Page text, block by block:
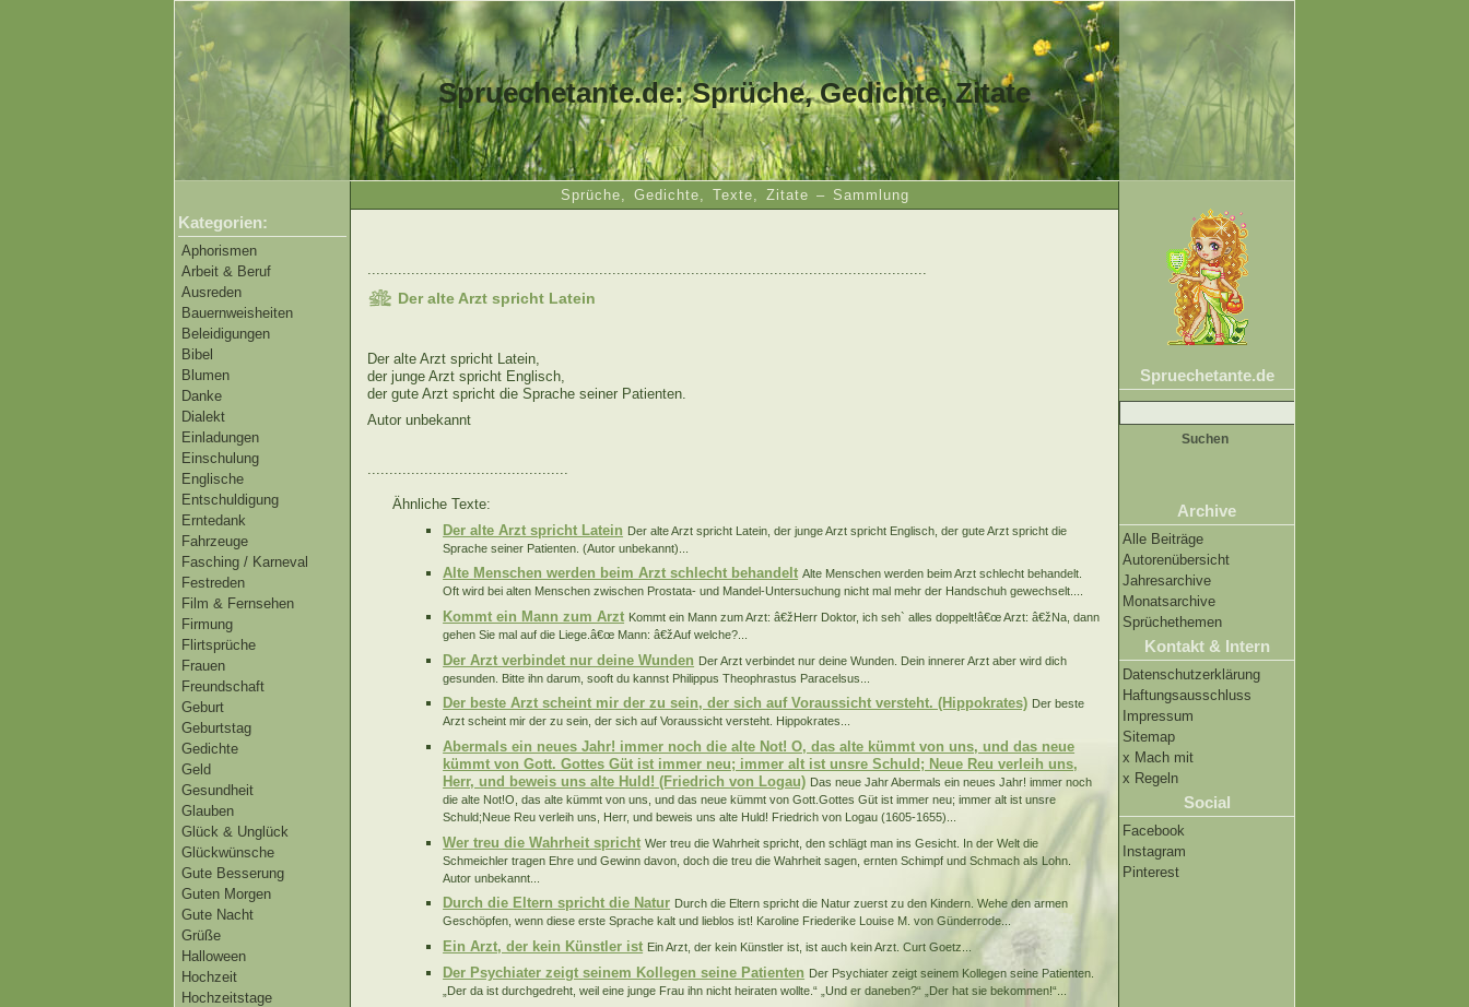
Spruechetante.de: Sprüche, Gedichte, Zitate
Sprüche, Gedichte, Texte, Zitate – Sammlung
Kategorien:
Aphorismen
Arbeit & Beruf
Ausreden
Bauernweisheiten
Beleidigungen
Bibel
Blumen
Danke
Dialekt
Einladungen
Einschulung
Englische
Entschuldigung
Erntedank
Fahrzeuge
Fasching / Karneval
Festreden
Film & Fernsehen
Firmung
Flirtsprüche
Frauen
Freundschaft
Geburt
Geburtstag
Gedichte
Geld
Gesundheit
Glauben
Glück & Unglück
Glückwünsche
Gute Besserung
Guten Morgen
Gute Nacht
Grüße
Halloween
Hochzeit
Hochzeitstage
Spruechetante.de
Suche
nach:
Archive
Alle Beiträge
Autorenübersicht
Jahresarchive
Monatsarchive
Sprüchethemen
Kontakt & Intern
Datenschutzerklärung
Haftungsausschluss
Impressum
Sitemap
x Mach mit
x Regeln
Social
Facebook
Instagram
Pinterest
................................................................................................................................
Der alte Arzt spricht Latein
Der alte Arzt spricht Latein,
der junge Arzt spricht Englisch,
der gute Arzt spricht die Sprache seiner Patienten.
Autor unbekannt
Ähnliche Texte:
Der alte Arzt spricht Latein Der alte Arzt spricht Latein, der junge Arzt spricht Englisch, der gute Arzt spricht die
Sprache seiner Patienten. (Autor unbekannt)...
Alte Menschen werden beim Arzt schlecht behandelt Alte Menschen werden beim Arzt schlecht behandelt.
Oft wird bei alten Menschen zwischen Prostata- und Mandel-Untersuchung nicht mal mehr der Handschuh gewechselt....
Kommt ein Mann zum Arzt Kommt ein Mann zum Arzt: â€žHerr Doktor, ich seh` alles doppelt!â€œ Arzt: â€žNa, dann
gehen Sie mal auf die Liege.â€œ Mann: â€žAuf welche?...
Der Arzt verbindet nur deine Wunden Der Arzt verbindet nur deine Wunden. Dein innerer Arzt aber wird dich
gesunden. Bitte ihn darum, sooft du kannst Philippus Theophrastus Paracelsus...
Der beste Arzt scheint mir der zu sein, der sich auf Voraussicht versteht. (Hippokrates) Der beste
Arzt scheint mir der zu sein, der sich auf Voraussicht versteht. Hippokrates...
Abermals ein neues Jahr! immer noch die alte Not! O, das alte kümmt von uns, und das neue
kümmt von Gott. Gottes Güt ist immer neu; immer alt ist unsre Schuld; Neue Reu verleih uns,
Herr, und beweis uns alte Huld! (Friedrich von Logau) Das neue Jahr Abermals ein neues Jahr! immer noch
die alte Not!O, das alte kümmt von uns, und das neue kümmt von Gott.Gottes Güt ist immer neu; immer alt ist unsre
Schuld;Neue Reu verleih uns, Herr, und beweis uns alte Huld! Friedrich von Logau (1605-1655)...
Wer treu die Wahrheit spricht Wer treu die Wahrheit spricht, den schlägt man ins Gesicht. In der Welt die
Schmeichler tragen Ehre und Gewinn davon, doch die treu die Wahrheit sagen, ernten Schimpf und Schmach als Lohn.
Autor unbekannt...
Durch die Eltern spricht die Natur Durch die Eltern spricht die Natur zuerst zu den Kindern. Wehe den armen
Geschöpfen, wenn diese erste Sprache kalt und lieblos ist! Karoline Friederike Louise M. von Günderrode...
Ein Arzt, der kein Künstler ist Ein Arzt, der kein Künstler ist, ist auch kein Arzt. Curt Goetz...
Der Psychiater zeigt seinem Kollegen seine Patienten Der Psychiater zeigt seinem Kollegen seine Patienten.
„Der da ist durchgedreht, weil eine junge Frau ihn nicht heiraten wollte.“ „Und er daneben?“ „Der hat sie bekommen!“...